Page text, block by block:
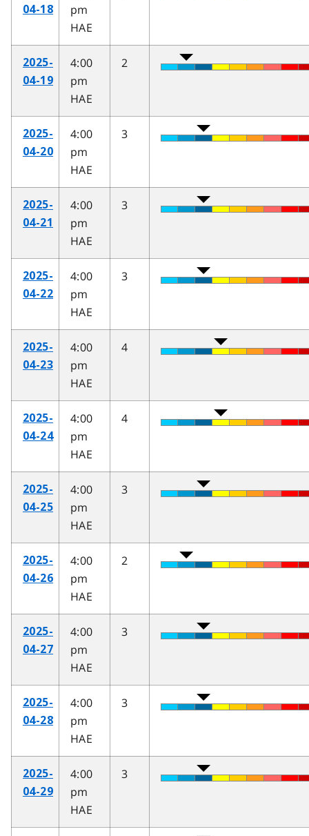
04-18
pm
HAE
2025-
04-19
4:00
pm
HAE
2
2025-
04-20
4:00
pm
HAE
3
2025-
04-21
4:00
pm
HAE
3
2025-
04-22
4:00
pm
HAE
3
2025-
04-23
4:00
pm
HAE
4
2025-
04-24
4:00
pm
HAE
4
2025-
04-25
4:00
pm
HAE
3
2025-
04-26
4:00
pm
HAE
2
2025-
04-27
4:00
pm
HAE
3
2025-
04-28
4:00
pm
HAE
3
2025-
04-29
4:00
pm
HAE
3